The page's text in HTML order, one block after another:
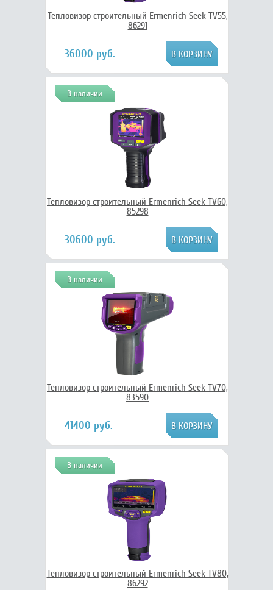
Тепловизор строительный Ermenrich Seek TV55,
86291
36000 руб.
В наличии
Тепловизор строительный Ermenrich Seek TV60,
85298
30600 руб.
В наличии
Тепловизор строительный Ermenrich Seek TV70,
83590
41400 руб.
В наличии
Тепловизор строительный Ermenrich Seek TV80,
86292